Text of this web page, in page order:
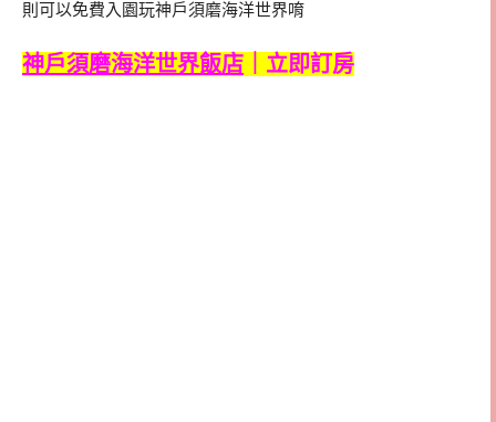
則可以免費入園玩神戶須磨海洋世界唷
神戶須磨海洋世界飯店 ｜立即訂房